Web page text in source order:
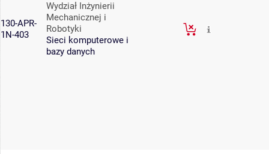
130-APR-
1N-403
Wydział Inżynierii
Mechanicznej i
Robotyki
Sieci komputerowe i
bazy danych